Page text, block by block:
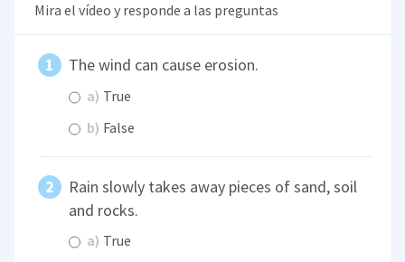
Mira el vídeo y responde a las preguntas
The wind can cause erosion.
a) True
b) False
Rain slowly takes away pieces of sand, soil
and rocks.
a) True